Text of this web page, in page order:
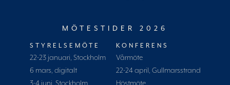
MÖTESTIDER 2026
STYRELSEMÖTE
22-23 januari, Stockholm
6 mars, digitalt
KONFERENS
Vårmöte
22-24 april, Gullmarsstrand